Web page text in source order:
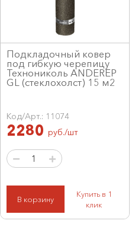
Подкладочный ковер
под гибкую черепицу
Технониколь ANDEREP
GL (стеклохолст) 15 м2
Код/Арт.: 11074
2280 руб./шт
В корзину
Купить в 1
клик